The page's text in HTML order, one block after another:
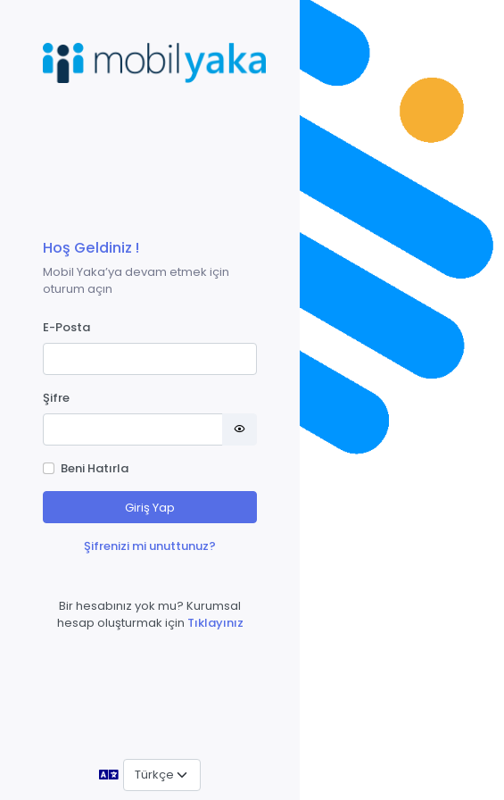
Hoş Geldiniz !
Mobil Yaka’ya devam etmek için
oturum açın
E-Posta
Şifre
Beni Hatırla
Giriş Yap
Şifrenizi mi unuttunuz?
Bir hesabınız yok mu? Kurumsal
hesap oluşturmak için Tıklayınız